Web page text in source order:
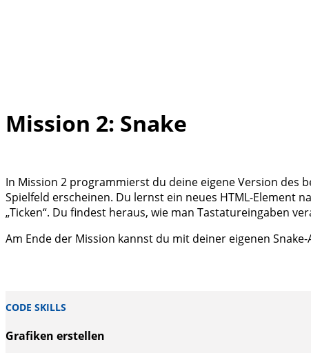
Mission 2: Snake
In Mission 2 programmierst du deine eigene Version des
Spielfeld erscheinen. Du lernst ein neues HTML-Element
„Ticken“. Du findest heraus, wie man Tastatureingaben
Am Ende der Mission kannst du mit deiner eigenen Snake-
CODE SKILLS
Grafiken erstellen